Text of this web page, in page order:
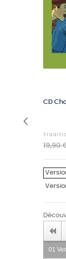
CD
Prix
19,90
01